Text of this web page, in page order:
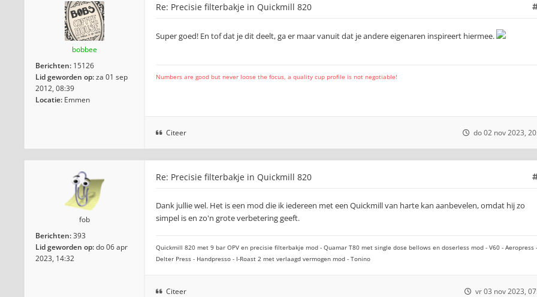
bobbee
Berichten: 15126
Lid geworden op:za 01 sep
2012, 08:39
Locatie: Emmen
Re: Precisie filterbakje in Quickmill 820
Super goed! En tof dat je dit deelt, ga er maar vanuit dat je andere eigenaren inspireert hiermee.
Numbers are good but never loose the focus, a quality cup profile is not negotiable!
Citeer do 02 nov 2023,
fob
Berichten:393
Lid geworden op:do 06 apr
2023, 14:32
Re: Precisie filterbakje in Quickmill 820
Dank jullie wel. Het is een mod die ik iedereen met een Quickmill van harte kan aanbevelen, omdat hij zo
simpel is en zo'n grote verbetering geeft.
Quickmill 820 met 9 bar OPV en precisie filterbakje mod - Quamar T80 met single dose bellows en doserless mod - V60 - Aeropress -
Delter Press - Handpresso - I-Roast 2 met verlaagd vermogen mod - Tonino
Citeer vr 03 nov 2023,